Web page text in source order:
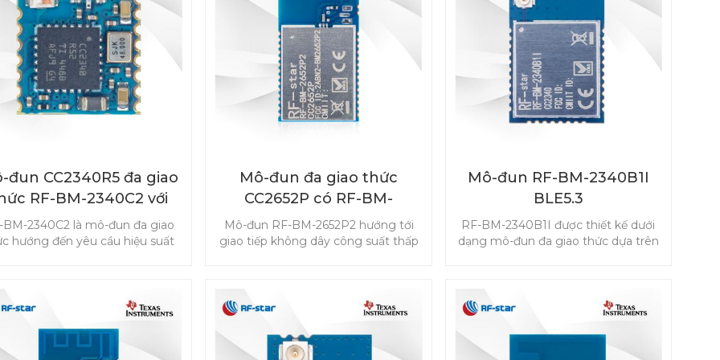
tuyến tuyệt vời, đây là một giải
ô tô hiệu quả, hiệu suất cao.
đun CC2340R5 đa giao
RF-BM-2340C2 với
kích thước nhỏ
BM-2340C2 là mô-đun đa giao
hướng đến yêu cầu hiệu suất
3.0 và 2.4GHz. Mô-đun
với kích thước nhỏ được
kế để đáp ứng nhu cầu của
loạt các ứng dụng. Chọn mô-
Mô-đun đa giao thức
CC2652P có RF-BM-
2652P2 tích hợp PA
Mô-đun RF-BM-2652P2 hướng tới
giao tiếp không dây công suất thấp
Thread IEEE 802.15.4, các đối tượng
(6LoWPAN) và độc quyền, bao gồm
TI 15.4-Stack (2,4 GHz) và đa giao
Mô-đun RF-BM-2340B1I
BLE5.3
RF-BM-2340B1I được thiết kế dưới
dạng mô-đun đa giao thức dựa trên
ZigBee 3.0, SimpleLinkTM TI 15.4-